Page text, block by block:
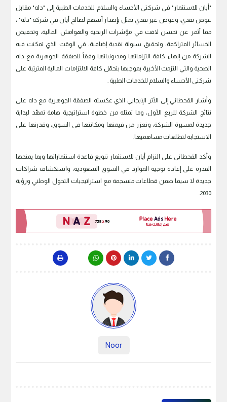
"أيان للاستثمار" في شركتي الأحساء والسلام للخدمات الطبية إلى "دله" مقابل
عوض نقدي، وعوض غير نقدي تمثل بإصدار أسهم لصالح أيان في شركة "دله" ،
مما أثمر عن تحسن لافت في مؤشرات الربحية والهوامش المالية، وتخفيض
الخسائر المتراكمة، وتحقيق سيولة نقدية إضافية، في الوقت الذي تمكنت فيه
الشركة من إنهاء كافة التزاماتها ومديونياتها وفقاً للصفقة الجوهرية مع دله
الصحية والتي التزمت الأخيرة بموجبها بتحمّل كافة الالتزامات المالية المترتبة على
شركتي الأحساء والسلام للخدمات الطبية .
وأشار القحطاني إلى الأثر الإيجابي الذي عكسته الصفقة الجوهرية مع دله على
نتائج الشركة للربع الأول، وما تمثله من خطوة استراتيجية هامة تمهّد لبداية
جديدة لمسيرة الشركة، وتعزز من قيمتها ومكانتها في السوق، وقدرتها على
الاستجابة لتطلعات مساهميها.
وأكد القحطاني على التزام أيان للاستثمار تنويع قاعدة استثماراتها وبما يمنحها
القدرة على إعادة توجيه الموارد في السوق السعودية، واستكشاف شراكات
جديدة لا سيما ضمن قطاعات منسجمة مع استراتيجيات التحول الوطني ورؤية
2030.
Noor